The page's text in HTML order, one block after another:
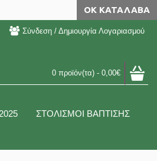
ΟΚ ΚΑΤΆΛΑΒΑ
Σύνδεση / Δημιουργία Λογαριασμού
0 προϊόν(τα) - 0,00€
ΣΤΟΛΙΣΜΟΙ ΒΑΠΤΙΣΗΣ